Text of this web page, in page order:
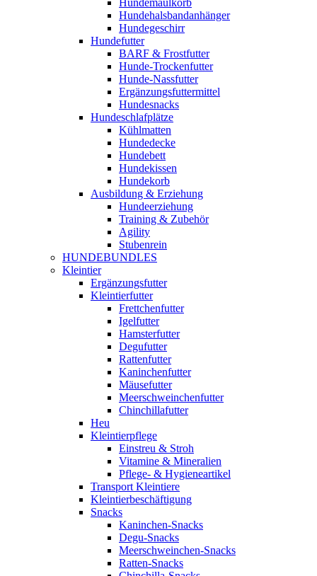
Hundemaulkorb
Hundehalsbandanhänger
Hundegeschirr
Hundefutter
BARF & Frostfutter
Hunde-Trockenfutter
Hunde-Nassfutter
Ergänzungsfuttermittel
Hundesnacks
Hundeschlafplätze
Kühlmatten
Hundedecke
Hundebett
Hundekissen
Hundekorb
Ausbildung & Erziehung
Hundeerziehung
Training & Zubehör
Agility
Stubenrein
HUNDEBUNDLES
Kleintier
Ergänzungsfutter
Kleintierfutter
Frettchenfutter
Igelfutter
Hamsterfutter
Degufutter
Rattenfutter
Kaninchenfutter
Mäusefutter
Meerschweinchenfutter
Chinchillafutter
Heu
Kleintierpflege
Einstreu & Stroh
Vitamine & Mineralien
Pflege- & Hygieneartikel
Transport Kleintiere
Kleintierbeschäftigung
Snacks
Kaninchen-Snacks
Degu-Snacks
Meerschweinchen-Snacks
Ratten-Snacks